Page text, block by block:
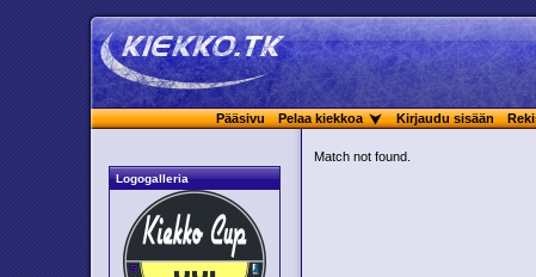
Pääsivu Pelaa kiekkoa Kirjaudu sisään
Logogalleria
Match not found.